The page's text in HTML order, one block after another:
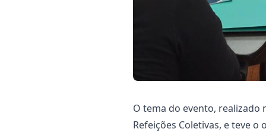
O tema do evento, realizado
Refeições Coletivas, e teve